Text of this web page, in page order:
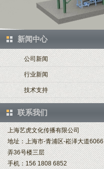
新闻中心
公司新闻
行业新闻
技术支持
联系我们
上海艺虎文化传播有限公司
地址：上海市-青浦区-崧泽大道6066
弄36号楼三层
手机：156 1808 6852